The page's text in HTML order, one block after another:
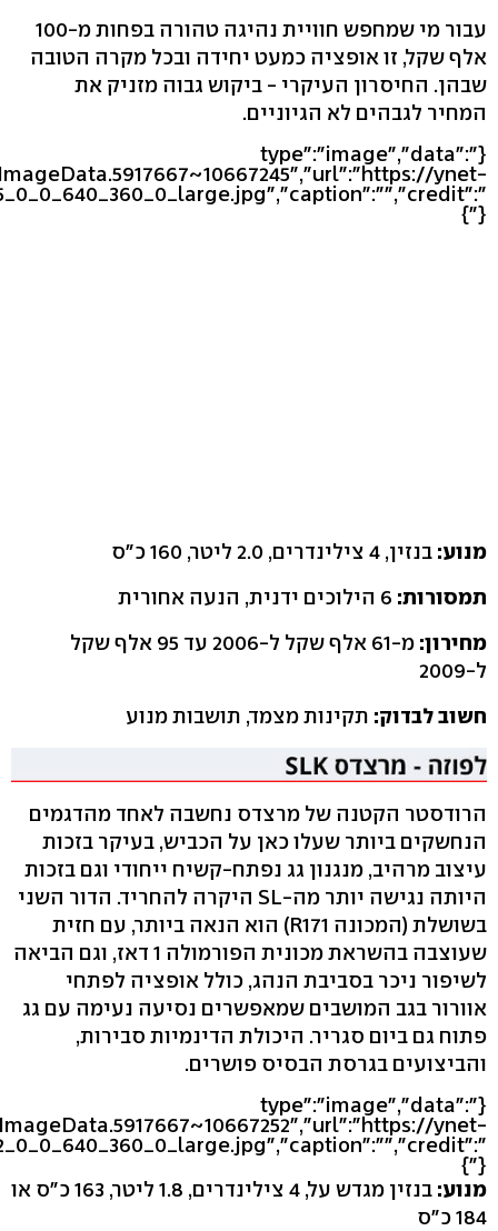
עבור מי שמחפש חוויית נהיגה טהורה בפחות מ-100
אלף שקל, זו אופציה כמעט יחידה ובכל מקרה הטובה
שבהן. החיסרון העיקרי - ביקוש גבוה מזניק את
המחיר לגבהים לא הגיוניים.
{"type":"image","data":
ynet-
"}}
מנוע: בנזין, 4 צילינדרים, 2.0 ליטר, 160 כ"ס
תמסורות:
מחירון:
מ-61 אלף שקל ל-2006 עד 95 אלף שקל
ל-2009
חשוב לבדוק: תקינות מצמד, תושבות מנוע
הרודסטר הקטנה של מרצדס נחשבה לאחד מהדגמים
הנחשקים ביותר שעלו כאן על הכביש, בעיקר בזכות
עיצוב מרהיב, מנגנון גג נפתח-קשיח ייחודי וגם בזכות
היותה נגישה יותר מה-SL היקרה להחריד. הדור השני
בשושלת (המכונה R171) הוא הנאה ביותר, עם חזית
שעוצבה בהשראת מכונית הפורמולה 1 דאז, וגם הביאה
לשיפור ניכר בסביבת הנהג, כולל אופציה לפתחי
אוורור בגב המושבים שמאפשרים נסיעה נעימה עם גג
פתוח גם ביום סגריר. היכולת הדינמיות סבירות,
והביצועים בגרסת הבסיס פושרים.
{"type":"image","data":
ynet-
"}}
מנוע:
בנזין מגדש על, 4 צילינדרים, 1.8 ליטר, 163 כ"ס או
184 כ"ס